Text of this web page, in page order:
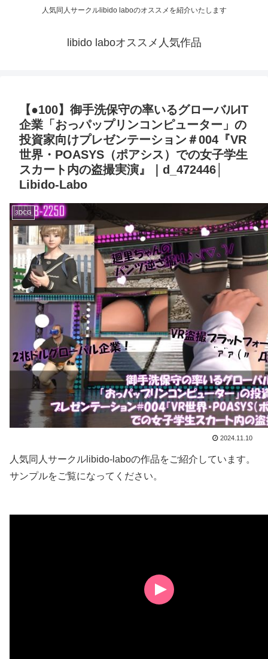
人気同人サークルlibido laboのオススメを紹介いたします
libido laboオススメ人気作品
【●100】御手洗保守の率いるグローバルIT
企業「おっパップリンコンピューター」の
投資家向けプレゼンテーション＃004『VR
世界・POASYS（ポアシス）での女子学生
スカート内の盗撮実演』｜d_472446│
Libido-Labo
3DCG
2024.11.10
人気同人サークルlibido-laboの作品をご紹介しています。
サンプルをご覧になってください。